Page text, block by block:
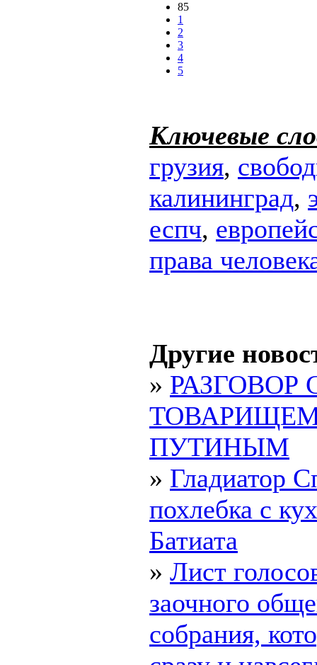
85
1
2
3
4
5
Ключевые
грузия,
калининград,
еспч,
права
Другие
» РАЗГОВОР
ПУТИНЫМ
» Гладиатор
похлебка с
Батиата
» Лист
заочного
собрания,